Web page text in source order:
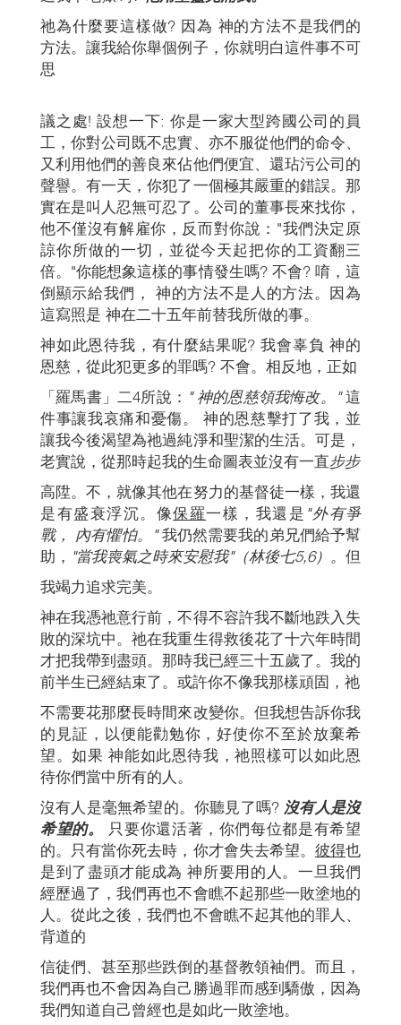
祂為什麼要這樣做? 因為 神的方法不是我們的
方法。讓我給你舉個例子，你就明白這件事不可
思
議之處! 設想一下: 你是一家大型跨國公司的員
工，你對公司既不忠實、亦不服從他們的命令、
又利用他們的善良來佔他們便宜、還玷污公司的
聲譽。有一天，你犯了一個極其嚴重的錯誤。那
實在是叫人忍無可忍了。公司的董事長來找你，
他不僅沒有解雇你，反而對你說："我們決定原
諒你所做的一切，並從今天起把你的工資翻三
倍。"你能想象這樣的事情發生嗎? 不會? 唷，這
倒顯示給我們， 神的方法不是人的方法。因為
這寫照是 神在二十五年前替我所做的事。
神如此恩待我，有什麼結果呢? 我會辜負 神的
恩慈，從此犯更多的罪嗎? 不會。相反地，正如
「羅馬書」二4所說： " 神的恩慈領我悔改。"這
件事讓我哀痛和憂傷。 神的恩慈擊打了我，並
讓我今後渴望為祂過純淨和聖潔的生活。可是，
老實說，從那時起我的生命圖表並沒有一直步步
高陞。不，就像其他在努力的基督徒一樣，我還
是有盛衰浮沉。像保羅一樣，我還是 "外有爭
戰， 內有懼怕。"我仍然需要我的弟兄們給予幫
助， "當我喪氣之時來安慰我"（林後七5,6）。 但
我竭力追求完美。
神在我憑祂意行前，不得不容許我不斷地跌入失
敗的深坑中。祂在我重生得救後花了十六年時間
才把我帶到盡頭。那時我已經三十五歲了。我的
前半生已經結束了。或許你不像我那樣頑固，祂
不需要花那麼長時間來改變你。但我想告訴你我
的見証，以便能勸勉你，好使你不至於放棄希
望。如果 神能如此恩待我，祂照樣可以如此恩
待你們當中所有的人。
沒有人是毫無希望的。你聽見了嗎? 沒有人是沒
希望的。
只要你還活著，你們每位都是有希望
的。只有當你死去時，你才會失去希望。 彼得也
是到了盡頭才能成為 神所要用的人。一旦我們
經歷過了，我們再也不會瞧不起那些一敗塗地的
人。從此之後，我們也不會瞧不起其他的罪人、
背道的
信徒們、甚至那些跌倒的基督教領袖們。而且，
我們再也不會因為自己勝過罪而感到驕傲，因為
我們知道自己曾經也是如此一敗塗地。